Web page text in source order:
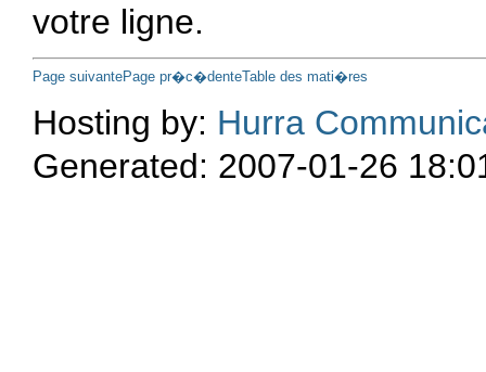
votre ligne.
Page suivantePage pr�c�denteTable des mati�res
Hosting by: Hurra
Generated: 2007-01-26